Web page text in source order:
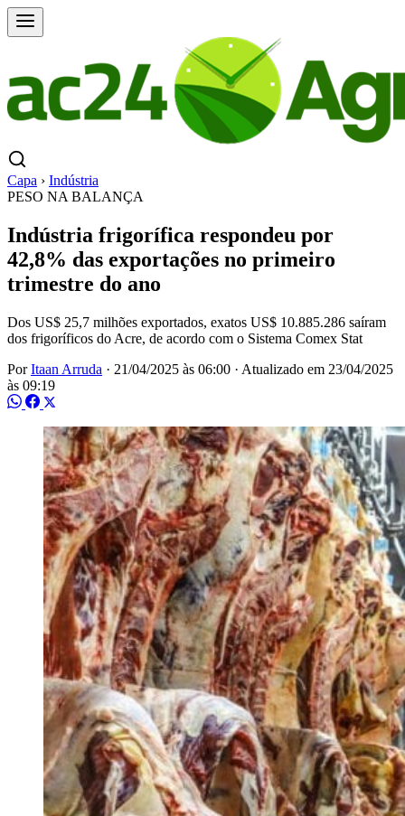
Capa › Indústria
PESO NA BALANÇA
Indústria frigorífica respondeu por
42,8% das exportações no primeiro
trimestre do ano
Dos US$ 25,7 milhões exportados, exatos US$ 10.885.286 saíram
dos frigoríficos do Acre, de acordo com o Sistema Comex Stat
PorItaan Arruda · 21/04/2025 às 06:00 · Atualizado em 23/04/2025
às 09:19